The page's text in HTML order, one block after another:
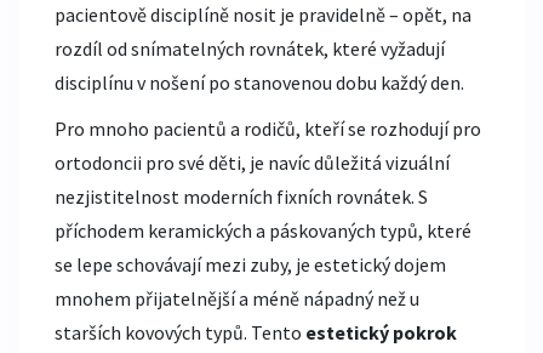
pacientově disciplíně nosit je pravidelně – opět, na
rozdíl od snímatelných rovnátek, které vyžadují
disciplínu v nošení po stanovenou dobu každý den.
Pro mnoho pacientů a rodičů, kteří se rozhodují pro
ortodoncii pro své děti, je navíc důležitá vizuální
nezjistitelnost moderních fixních rovnátek. S
příchodem keramických a páskovaných typů, které
se lepe schovávají mezi zuby, je estetický dojem
mnohem přijatelnější a méně nápadný než u
starších kovových typů. Tento estetický pokrok